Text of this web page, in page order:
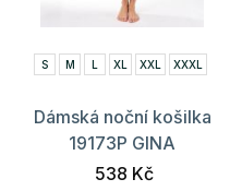
S M L XL XXL XXXL
Dámská noční košilka
19173P GINA
538 Kč